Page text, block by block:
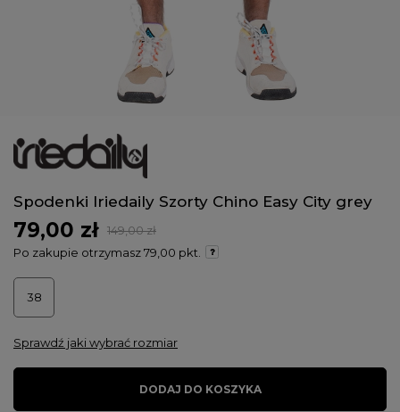
Spodenki Iriedaily Szorty Chino Easy City grey
79,00 zł
149,00 zł
Po zakupie otrzymasz79,00 pkt.
38
Sprawdź jaki wybrać rozmiar
DODAJ DO KOSZYKA